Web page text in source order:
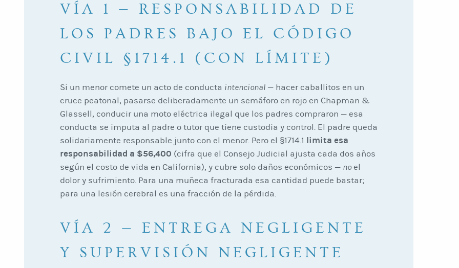
VÍA 1 — RESPONSABILIDAD DE
LOS PADRES BAJO EL CÓDIGO
CIVIL §1714.1 (CON LÍMITE)
Si un menor comete un acto de conducta intencional — hacer caballitos en un
cruce peatonal, pasarse deliberadamente un semáforo en rojo en Chapman &
Glassell, conducir una moto eléctrica ilegal que los padres compraron — esa
conducta se imputa al padre o tutor que tiene custodia y control. El padre queda
solidariamente responsable junto con el menor. Pero el §1714.1 limita esa
responsabilidad a $56,400 (cifra que el Consejo Judicial ajusta cada dos años
según el costo de vida en California), y cubre solo daños económicos — noel
dolor y sufrimiento. Para una muñeca fracturada esa cantidad puede bastar;
para una lesión cerebral es una fracción de la pérdida.
VÍA 2 — ENTREGA NEGLIGENTE
Y SUPERVISIÓN NEGLIGENTE